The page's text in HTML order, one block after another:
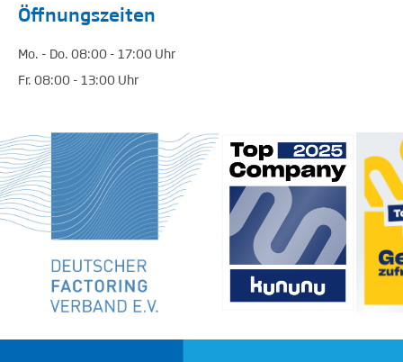
Öffnungszeiten
Mo. - Do. 08:00 - 17:00 Uhr
Fr. 08:00 - 13:00 Uhr